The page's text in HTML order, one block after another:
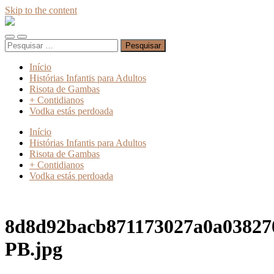
Skip to the content
Absinto
Toggle
mobile
Toggle
search
Pesquisar
por:
Início
Histórias Infantis para Adultos
Risota de Gambas
+ Contidianos
Vodka estás perdoada
Início
Histórias Infantis para Adultos
Risota de Gambas
+ Contidianos
Vodka estás perdoada
PB.jpg